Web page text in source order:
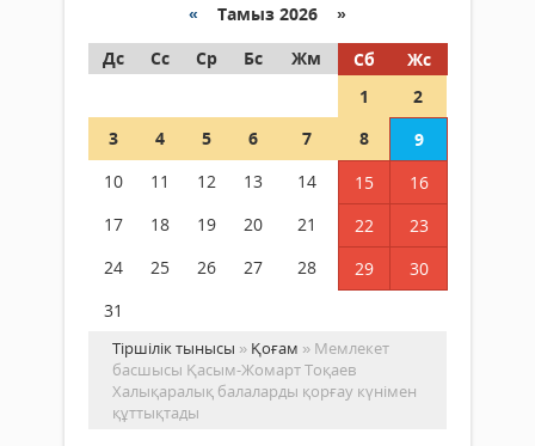
« Тамыз 2026 »
Дс
Сс Ср Бс Жм Сб
Жс
1
2
3
4 5 6 7 8
9
10
11 12 13 14 15
16
17
18 19 20 21 22
23
24
25 26 27 28 29
30
31
Тіршілік тынысы » Қоғам » Мемлекет
басшысы Қасым-Жомарт Тоқаев
Халықаралық балаларды қорғау күнімен
құттықтады